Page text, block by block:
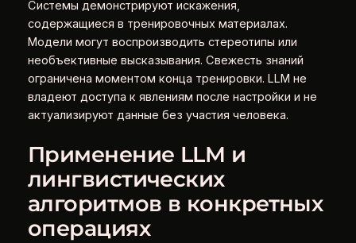
Системы демонстрируют искажения,
содержащиеся в тренировочных материалах.
Модели могут воспроизводить стереотипы или
необъективные высказывания. Свежесть знаний
ограничена моментом конца тренировки. LLM не
владеют доступа к явлениям после настройки и не
актуализируют данные без участия человека.
Применение LLM и
лингвистических
алгоритмов в конкретных
операциях